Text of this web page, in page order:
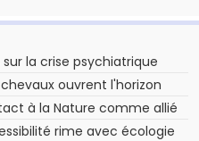
sur la crise psychiatrique
ouvrent l'horizon
à la Nature comme allié
rime avec écologie